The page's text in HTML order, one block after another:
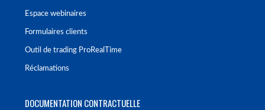
Espace webinaires
Formulaires clients
Outil de trading ProRealTime
Réclamations
DOCUMENTATION CONTRACTUELLE